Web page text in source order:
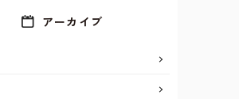
アーカイブ